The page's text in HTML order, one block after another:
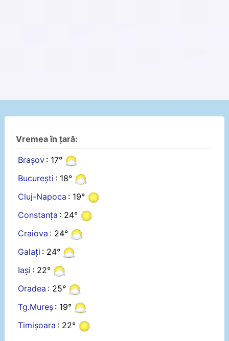
Vremea în țară:
Brașov : 17°
București : 18°
Cluj-Napoca : 19°
Constanța : 24°
Craiova : 24°
Galați : 24°
Iași : 22°
Oradea : 25°
Tg.Mureș : 19°
Timișoara : 22°